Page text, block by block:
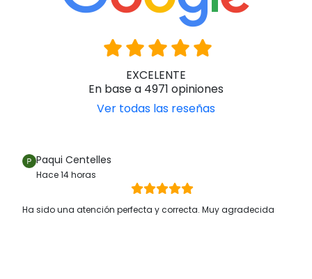
EXCELENTE
En base a 4971 opiniones
Ver todas las reseñas
Paqui Centelles
Hace 14 horas
Ha sido una atención perfecta y correcta. Muy agradecida